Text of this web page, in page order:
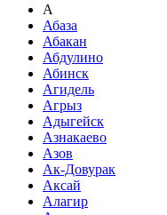
А
Абаза
Абакан
Абдулино
Абинск
Агидель
Агрыз
Адыгейск
Азнакаево
Азов
Ак-Довурак
Аксай
Алагир